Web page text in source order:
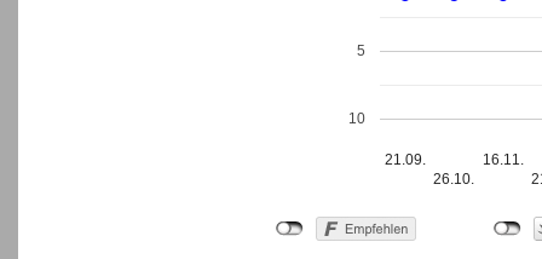
21.09.
26.10.
16.11.
5
10